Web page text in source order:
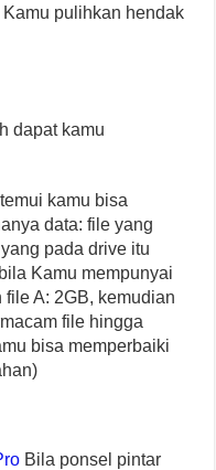
pulihkan hendak
dapat kamu
kamu bisa
data: file yang
pada drive itu
Kamu mempunyai
A: 2GB, kemudian
file hingga
bisa memperbaiki
Bila ponsel pintar